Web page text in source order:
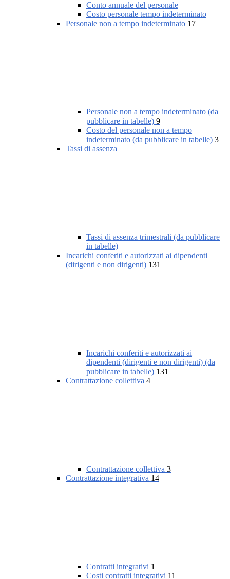
Conto annuale del personale
Costo personale tempo indeterminato
Personale non a tempo indeterminato 17
Personale non a tempo indeterminato (da
pubblicare in tabelle) 9
Costo del personale non a tempo
indeterminato (da pubblicare in tabelle) 3
Tassi di assenza
Tassi di assenza trimestrali (da pubblicare
in tabelle)
Incarichi conferiti e autorizzati ai dipendenti
(dirigenti e non dirigenti) 131
Incarichi conferiti e autorizzati ai
dipendenti (dirigenti e non dirigenti) (da
pubblicare in tabelle) 131
Contrattazione collettiva 4
Contrattazione collettiva 3
Contrattazione integrativa 14
Contratti integrativi 1
Costi contratti integrativi 11